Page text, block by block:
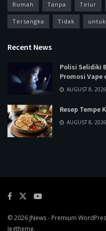
Rumah Tanpa Telur
Tersangka Tidak untuk
Recent News
Polisi Selidiki
Promosi Vape
AUGUST 8, 2026
Resep Tempe
AUGUST 8, 2026
© 2026 JNews- Premium
Jegtheme.